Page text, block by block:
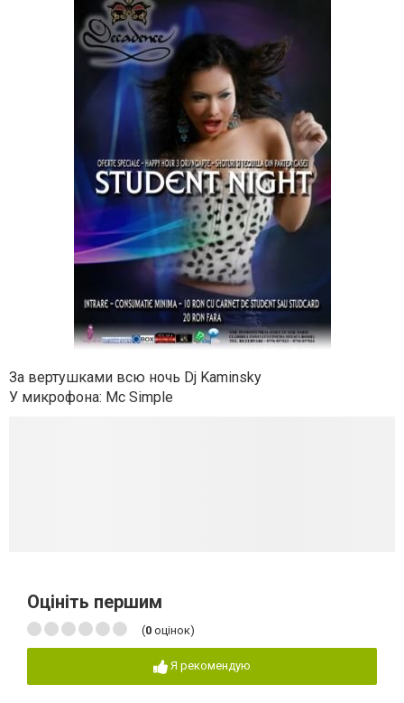
За вертушками всю ночь Dj Kaminsky
У микрофона: Mc Simple
Оцініть першим
(0 оцінок)
Я рекомендую